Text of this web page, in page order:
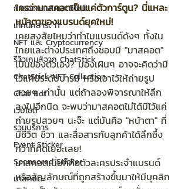
การออกแบบและดีไซน์
เทคนิคสาระ IT
NFT และ Cryptocurrency
รีวิวเกมส์จาก ChatStick
ChatStick NFT Collection
Chat Bot
เวบไซต์
รวมบริการ
Event Sticker
Sponsored Sticker
มาสคอต
ใครว่ามาสคอตเป็นแค่ตัวการ์ตูน? นี่แหละ
หน้าตาของแบรนด์ยุคใหม่!
เคยสงสัยไหมว่าทำไมแบรนด์ดังๆ ทั้งใน
ไทยและต่างประเทศถึงชอบมี "มาสคอต"
เป็นของตัวเอง? มองเผินๆ อาจจะคิดว่ามี
ไว้แค่ประดับบารมี หรือเอาไว้ให้ถ่ายรูป
สวยๆ เท่านั้น แต่ถ้าลองพิจารณาให้ลึก
ลงไปอีกนิด จะพบว่ามาสคอตไม่ได้มีไว้แค่
ถ่ายรูปสวยๆ นะจ๊ะ แต่มันคือ "หน้าตา" ที่
มีชีวิต ชีวา และสื่อสารกับลูกค้าได้ลึกซึ้ง
กว่าที่คิดเยอะเลย!
มาสคอตเนี่ยก็คือตัวละครประจำแบรนด์
หรือสัญลักษณ์ที่ถูกสร้างขึ้นมาให้มีบุคลิก